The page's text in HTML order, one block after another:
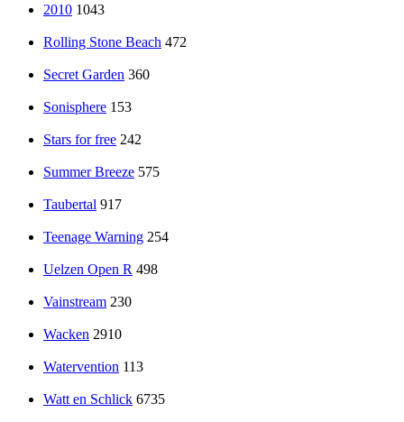
2010 1043
Rolling Stone Beach 472
Secret Garden 360
Sonisphere 153
Stars for free 242
Summer Breeze 575
Taubertal 917
Teenage Warning 254
Uelzen Open R 498
Vainstream 230
Wacken 2910
Watervention 113
Watt en Schlick 6735